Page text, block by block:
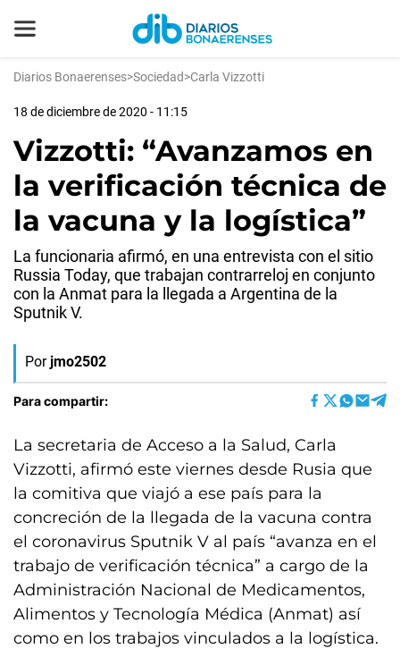
Diarios Bonaerenses>Sociedad>Carla Vizzotti
18 de diciembre de 2020 - 11:15
Vizzotti: “Avanzamos en
la verificación técnica de
la vacuna y la logística”
La funcionaria afirmó, en una entrevista con el sitio
Russia Today, que trabajan contrarreloj en conjunto
con la Anmat para la llegada a Argentina de la
Sputnik V.
Por jmo2502
Para compartir:
La secretaria de Acceso a la Salud, Carla
Vizzotti, afirmó este viernes desde Rusia que
la comitiva que viajó a ese país para la
concreción de la llegada de la vacuna contra
el coronavirus Sputnik V al país “avanza en el
trabajo de verificación técnica” a cargo de la
Administración Nacional de Medicamentos,
Alimentos y Tecnología Médica (Anmat) así
como en los trabajos vinculados a la logística.